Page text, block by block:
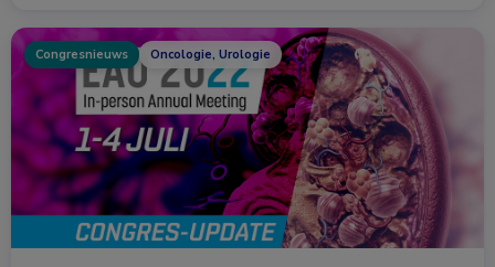
Congresnieuws Oncologie, Urologie